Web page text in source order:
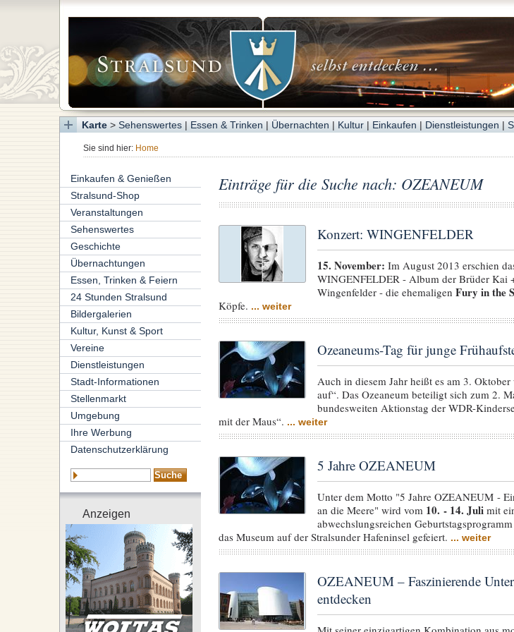
Karte> Sehenswertes| Essen & Trinken | Übernachten | Kultur| Einkaufen | Dienstleistungen |
Sie sind hier: Home
Einkaufen & Genießen
Stralsund-Shop
Veranstaltungen
Sehenswertes
Geschichte
Übernachtungen
Essen, Trinken & Feiern
24 Stunden Stralsund
Bildergalerien
Kultur, Kunst & Sport
Vereine
Dienstleistungen
Stadt-Informationen
Stellenmarkt
Umgebung
Ihre Werbung
Datenschutzerklärung
Anzeigen
Einträge für die Suche nach: OZEANEUM
Konzert: WINGENFELDER
15. November: Im August 2013 erschien
WINGENFELDER - Album der Brüder Kai
Wingenfelder - die ehemaligen Fury in the
Köpfe. ... weiter
Ozeaneums-Tag für junge
Auch in diesem Jahr heißt es am 3. Oktober
auf“. Das Ozeaneum beteiligt sich zum 2.
bundesweiten Aktionstag der WDR-
mit der Maus“. ... weiter
5 Jahre OZEANEUM
Unter dem Motto "5 Jahre OZEANEUM -
an die Meere" wird vom 10. - 14. Julimit
abwechslungsreichen
das Museum auf der Stralsunder Hafeninsel gefeiert. ... weiter
OZEANEUM – Faszinierende
entdecken